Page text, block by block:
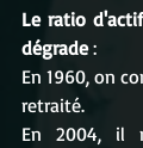
Le ratio
dégrade :
En 1960, on
retraité.
En 2004, il